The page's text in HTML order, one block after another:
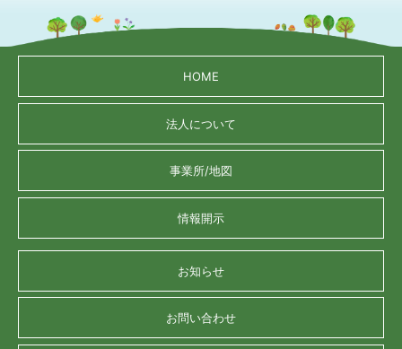
HOME
法人について
事業所/地図
情報開示
お知らせ
お問い合わせ